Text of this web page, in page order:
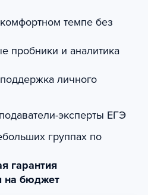
темпе без
пробники и аналитика
личного
эксперты ЕГЭ
группах по
гарантия
на бюджет